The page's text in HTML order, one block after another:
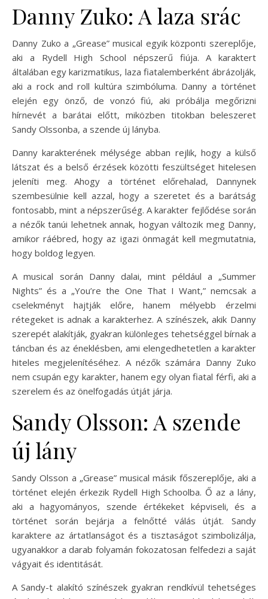
Danny Zuko: A laza srác
Danny Zuko a „Grease” musical egyik központi szereplője,
aki a Rydell High School népszerű fiúja. A karaktert
általában egy karizmatikus, laza fiatalemberként ábrázolják,
aki a rock and roll kultúra szimbóluma. Danny a történet
elején egy önző, de vonzó fiú, aki próbálja megőrizni
hírnevét a barátai előtt, miközben titokban beleszeret
Sandy Olssonba, a szende új lányba.
Danny karakterének mélysége abban rejlik, hogy a külső
látszat és a belső érzések közötti feszültséget hitelesen
jeleníti meg. Ahogy a történet előrehalad, Dannynek
szembesülnie kell azzal, hogy a szeretet és a barátság
fontosabb, mint a népszerűség. A karakter fejlődése során
a nézők tanúi lehetnek annak, hogyan változik meg Danny,
amikor ráébred, hogy az igazi önmagát kell megmutatnia,
hogy boldog legyen.
A musical során Danny dalai, mint például a „Summer
Nights” és a „You’re the One That I Want,” nemcsak a
cselekményt hajtják előre, hanem mélyebb érzelmi
rétegeket is adnak a karakterhez. A színészek, akik Danny
szerepét alakítják, gyakran különleges tehetséggel bírnak a
táncban és az éneklésben, ami elengedhetetlen a karakter
hiteles megjelenítéséhez. A nézők számára Danny Zuko
nem csupán egy karakter, hanem egy olyan fiatal férfi, aki a
szerelem és az önelfogadás útját járja.
Sandy Olsson: A szende
új lány
Sandy Olsson a „Grease” musical másik főszereplője, aki a
történet elején érkezik Rydell High Schoolba. Ő az a lány,
aki a hagyományos, szende értékeket képviseli, és a
történet során bejárja a felnőtté válás útját. Sandy
karaktere az ártatlanságot és a tisztaságot szimbolizálja,
ugyanakkor a darab folyamán fokozatosan felfedezi a saját
vágyait és identitását.
A Sandy-t alakító színészek gyakran rendkívül tehetséges